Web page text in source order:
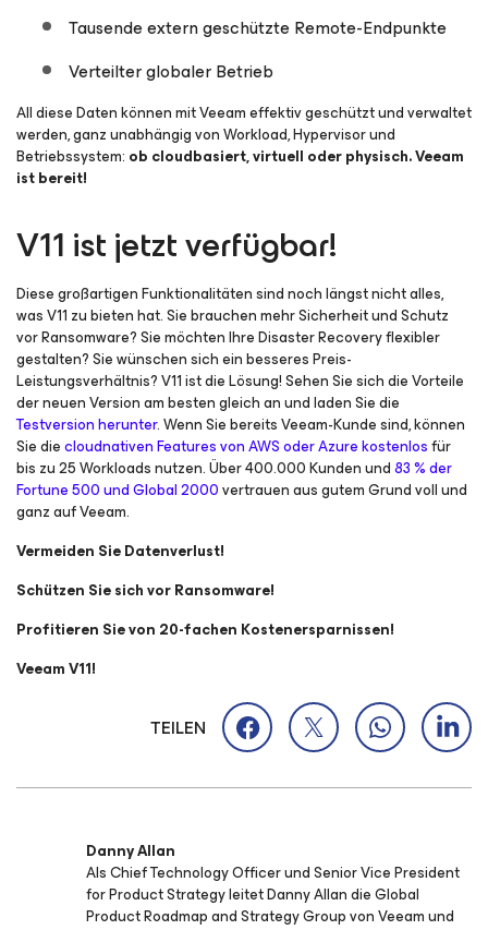
Tausende extern geschützte Remote-Endpunkte
Verteilter globaler Betrieb
All diese Daten können mit Veeam effektiv geschützt und verwaltet
werden, ganz unabhängig von Workload, Hypervisor und
Betriebssystem: ob cloudbasiert, virtuell oder physisch. Veeam
ist bereit!
V11 ist jetzt verfügbar!
Diese großartigen Funktionalitäten sind noch längst nicht alles,
was V11 zu bieten hat. Sie brauchen mehr Sicherheit und Schutz
vor Ransomware? Sie möchten Ihre Disaster Recovery flexibler
gestalten? Sie wünschen sich ein besseres Preis-
Leistungsverhältnis? V11 ist die Lösung! Sehen Sie sich die Vorteile
der neuen Version am besten gleich an und laden Sie die
Testversion herunter. Wenn Sie bereits Veeam-Kunde sind, können
Sie diecloudnativen Features von AWS oder Azure kostenlosfür
bis zu 25 Workloads nutzen. Über 400.000 Kunden und83 % der
Fortune 500 und Global 2000vertrauen aus gutem Grund voll und
ganz auf Veeam.
Vermeiden Sie Datenverlust!
Schützen Sie sich vor Ransomware!
Profitieren Sie von 20-fachen Kostenersparnissen!
Veeam V11!
TEILEN
Danny Allan
Als Chief Technology Officer und Senior Vice President
for Product Strategy leitet Danny Allan die Global
Product Roadmap and Strategy Group von Veeam und